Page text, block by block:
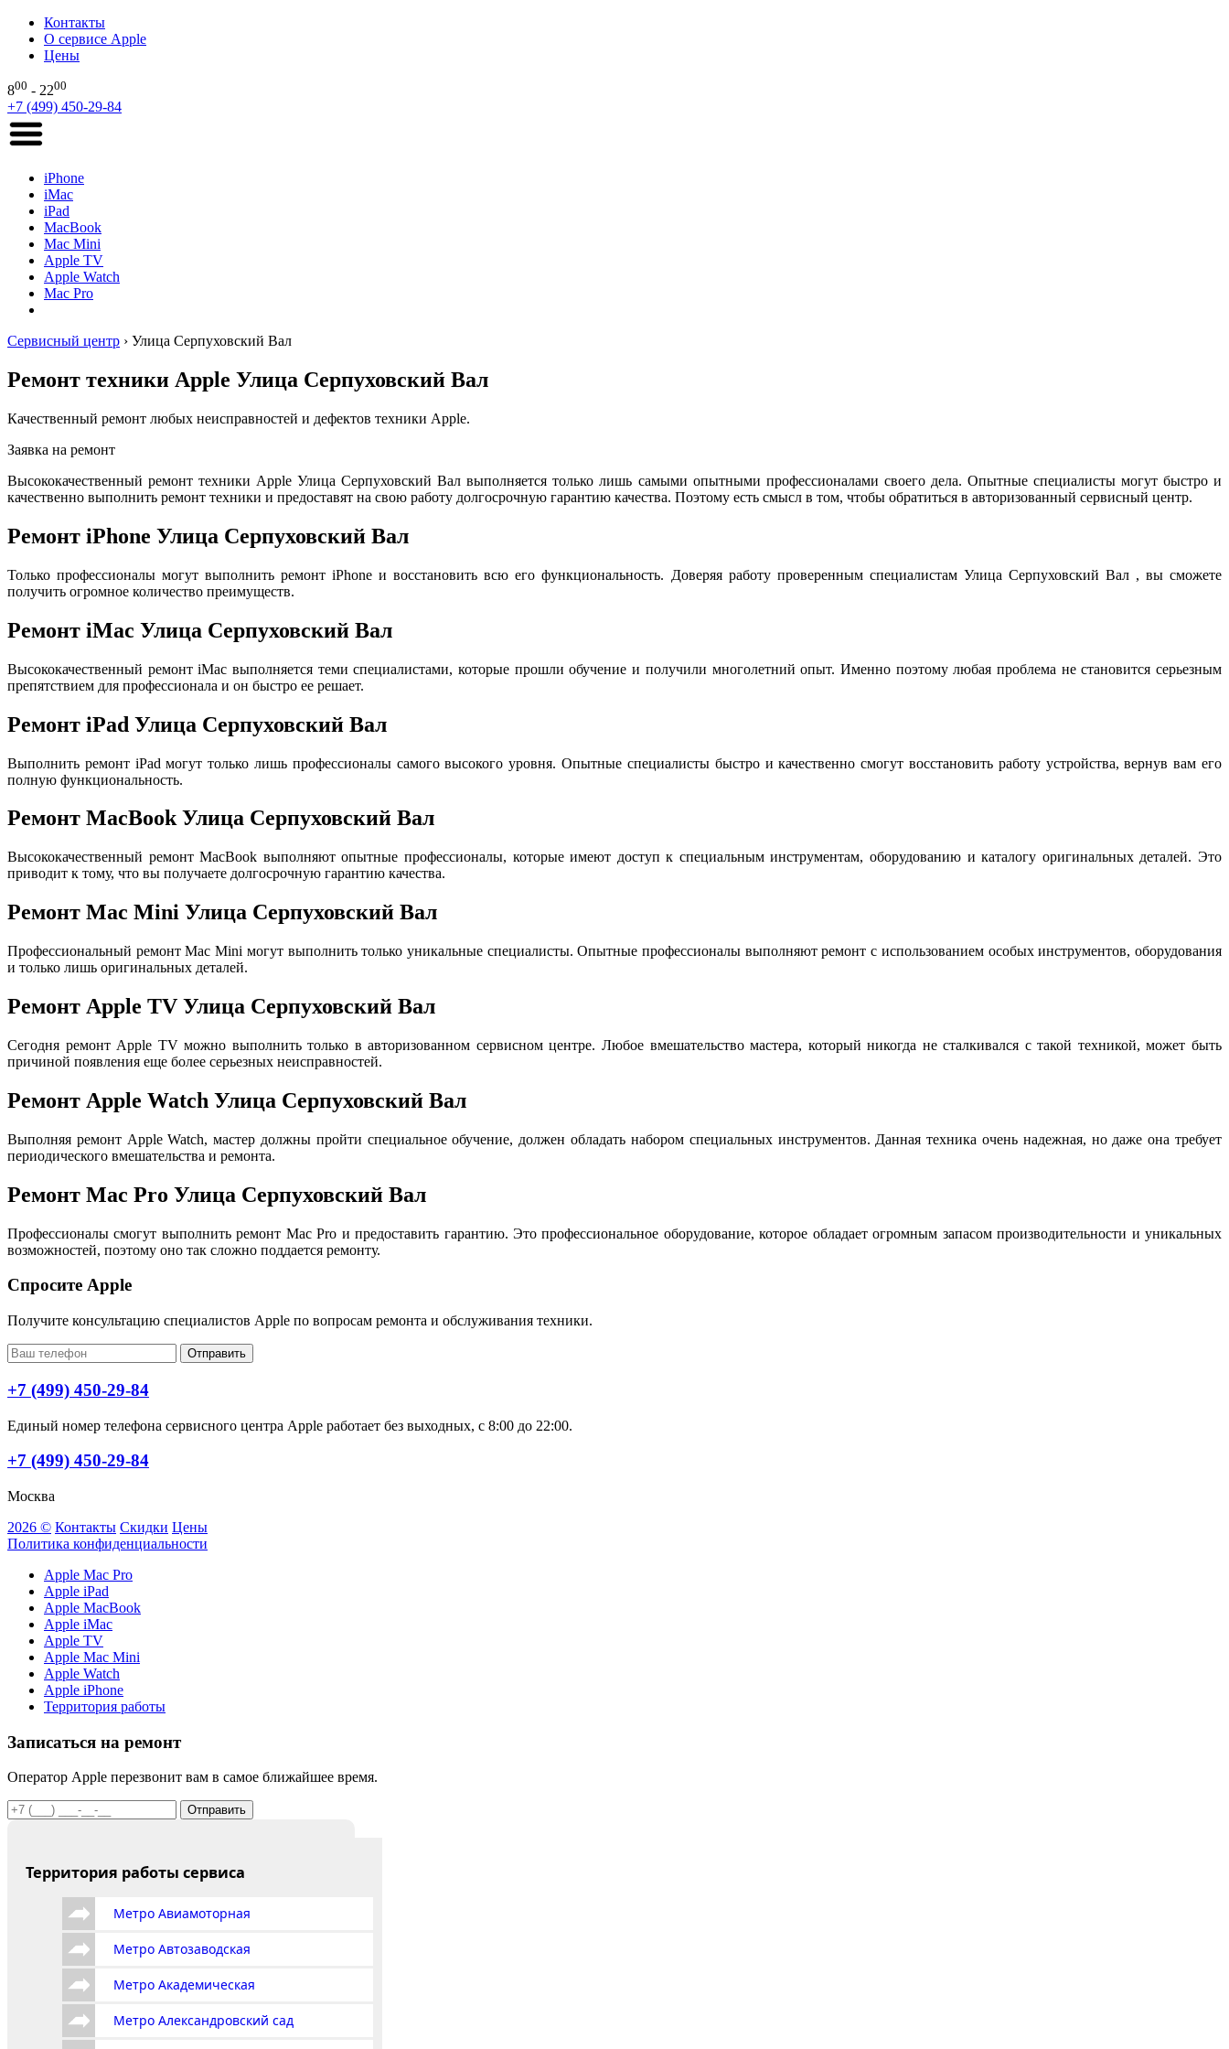
Контакты
О сервисе Apple
Цены
800 - 2200
+7 (499) 450-29-84
iPhone
iMac
iPad
MacBook
Mac Mini
Apple TV
Apple Watch
Mac Pro
Сервисный центр › Улица Серпуховский Вал
Ремонт техники Apple Улица Серпуховский Вал
Качественный ремонт любых неисправностей и дефектов техники Apple.
Заявка на ремонт
Высококачественный ремонт техники Apple Улица Серпуховский Вал выполняется только лишь самыми опытными профессионалами своего дела. Опытные специалисты могут быстро и
качественно выполнить ремонт техники и предоставят на свою работу долгосрочную гарантию качества. Поэтому есть смысл в том, чтобы обратиться в авторизованный сервисный центр.
Ремонт iPhone Улица Серпуховский Вал
Только профессионалы могут выполнить ремонт iPhone и восстановить всю его функциональность. Доверяя работу проверенным специалистам Улица Серпуховский Вал , вы сможете
получить огромное количество преимуществ.
Ремонт iMac Улица Серпуховский Вал
Высококачественный ремонт iMac выполняется теми специалистами, которые прошли обучение и получили многолетний опыт. Именно поэтому любая проблема не становится серьезным
препятствием для профессионала и он быстро ее решает.
Ремонт iPad Улица Серпуховский Вал
Выполнить ремонт iPad могут только лишь профессионалы самого высокого уровня. Опытные специалисты быстро и качественно смогут восстановить работу устройства, вернув вам его
полную функциональность.
Ремонт MacBook Улица Серпуховский Вал
Высококачественный ремонт MacBook выполняют опытные профессионалы, которые имеют доступ к специальным инструментам, оборудованию и каталогу оригинальных деталей. Это
приводит к тому, что вы получаете долгосрочную гарантию качества.
Ремонт Mac Mini Улица Серпуховский Вал
Профессиональный ремонт Mac Mini могут выполнить только уникальные специалисты. Опытные профессионалы выполняют ремонт с использованием особых инструментов, оборудования
и только лишь оригинальных деталей.
Ремонт Apple TV Улица Серпуховский Вал
Сегодня ремонт Apple TV можно выполнить только в авторизованном сервисном центре. Любое вмешательство мастера, который никогда не сталкивался с такой техникой, может быть
причиной появления еще более серьезных неисправностей.
Ремонт Apple Watch Улица Серпуховский Вал
Выполняя ремонт Apple Watch, мастер должны пройти специальное обучение, должен обладать набором специальных инструментов. Данная техника очень надежная, но даже она требует
периодического вмешательства и ремонта.
Ремонт Mac Pro Улица Серпуховский Вал
Профессионалы смогут выполнить ремонт Mac Pro и предоставить гарантию. Это профессиональное оборудование, которое обладает огромным запасом производительности и уникальных
возможностей, поэтому оно так сложно поддается ремонту.
Спросите Apple
Получите консультацию специалистов Apple по вопросам ремонта и обслуживания техники.
Отправить
+7 (499) 450-29-84
Единый номер телефона сервисного центра Apple работает без выходных, с 8:00 до 22:00.
+7 (499) 450-29-84
Москва
2026 © Контакты Скидки Цены
Политика конфиденциальности
Apple Mac Pro
Apple iPad
Apple MacBook
Apple iMac
Apple TV
Apple Mac Mini
Apple Watch
Apple iPhone
Территория работы
Записаться на ремонт
Оператор Apple перезвонит вам в самое ближайшее время.
Отправить
Территория работы сервиса
Метро Авиамоторная
Метро Автозаводская
Метро Академическая
Метро Александровский сад